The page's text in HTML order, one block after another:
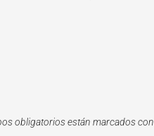
obligatorios están marcados con